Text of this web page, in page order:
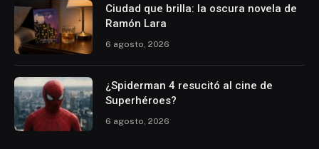
Ciudad que brilla: la oscura novela de
Ramón Lara
6 agosto, 2026
¿Spiderman 4 resucitó al cine de
Superhéroes?
6 agosto, 2026